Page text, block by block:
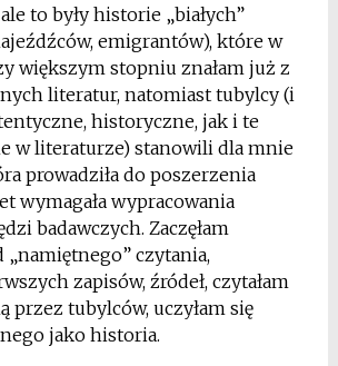
to były historie „białych”
emigrantów), które w
większym stopniu znałam już z
literatur, natomiast tubylcy (i
historyczne, jak i te
w literaturze) stanowili dla mnie
prowadziła do poszerzenia
wymagała wypracowania
badawczych. Zaczęłam
„namiętnego” czytania,
zapisów, źródeł, czytałam
przez tubylców, uczyłam się
jako historia.